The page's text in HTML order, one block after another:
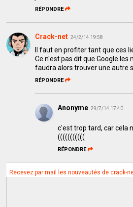
RÉPONDRE
Crack-net 24/2/14 19:58
Il faut en profiter tant que ces
Ce n'est pas dit que Google les
faudra alors trouver une autre
RÉPONDRE
Anonyme 29/7/14 17:40
c'est trop tard, car cela
(((((((((((
RÉPONDRE
Recevez par mail les nouveautés de crack-